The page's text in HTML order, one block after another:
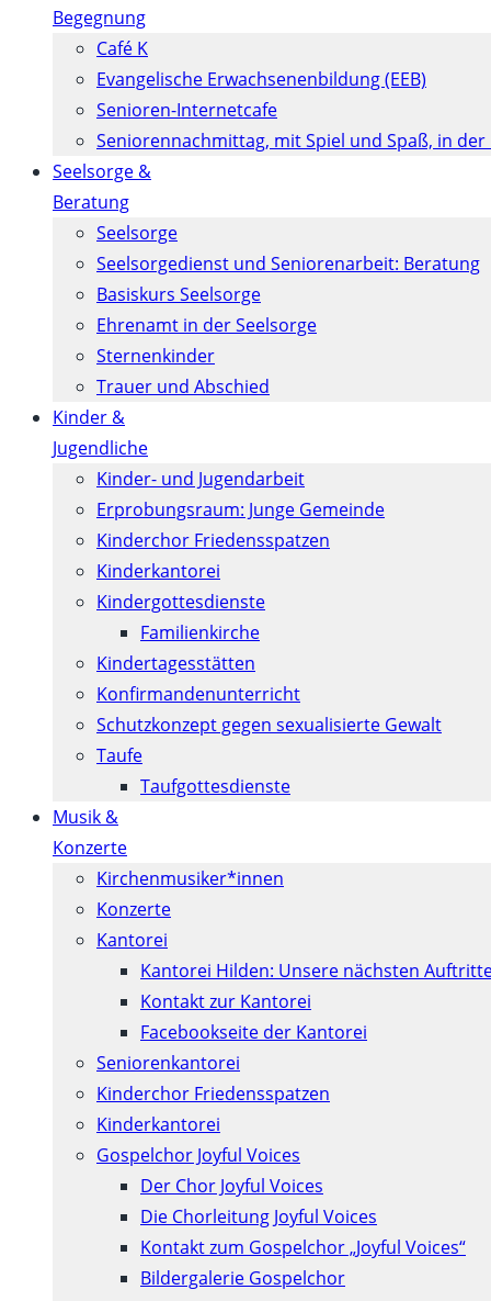
Begegnung
Café K
Evangelische Erwachsenenbildung (EEB)
Senioren-Internetcafe
Seniorennachmittag, mit Spiel und Spaß, in
Seelsorge &
Beratung
Seelsorge
Seelsorgedienst und Seniorenarbeit: Beratung
Basiskurs Seelsorge
Ehrenamt in der Seelsorge
Sternenkinder
Trauer und Abschied
Kinder &
Jugendliche
Kinder- und Jugendarbeit
Erprobungsraum: Junge Gemeinde
Kinderchor Friedensspatzen
Kinderkantorei
Kindergottesdienste
Familienkirche
Kindertagesstätten
Konfirmanden­unterricht
Schutzkonzept gegen sexualisierte Gewalt
Taufe
Taufgottesdienste
Musik &
Konzerte
Kirchenmusiker*innen
Konzerte
Kantorei
Kantorei Hilden: Unsere nächsten
Kontakt zur Kantorei
Facebookseite der Kantorei
Seniorenkantorei
Kinderchor Friedensspatzen
Kinderkantorei
Gospelchor Joyful Voices
Der Chor Joyful Voices
Die Chorleitung Joyful Voices
Kontakt zum Gospelchor „Joyful Voices“
Bildergalerie Gospelchor